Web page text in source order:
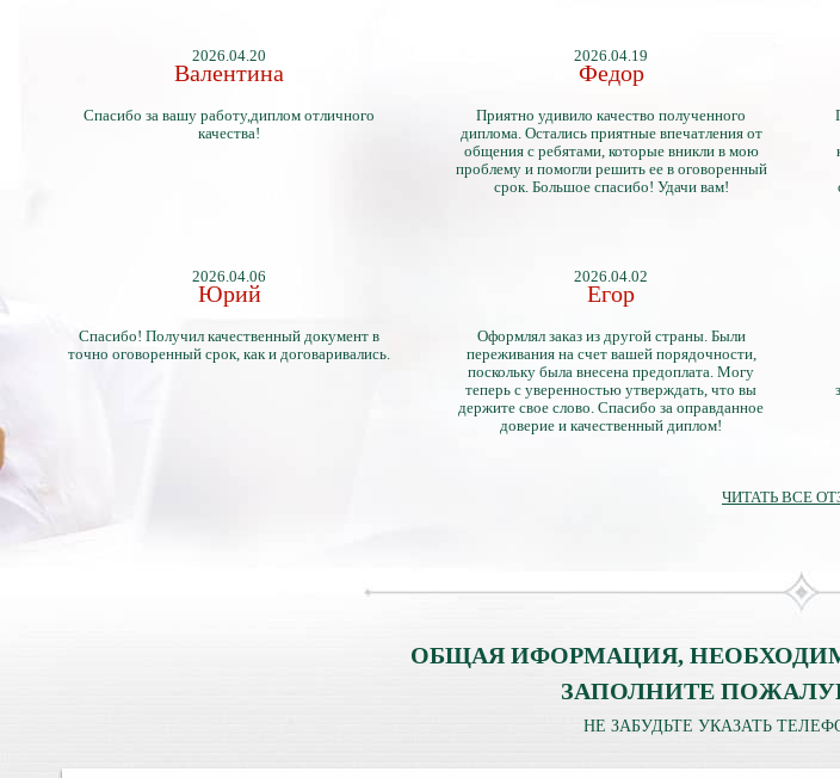
2026.04.20
Валентина
Спасибо за вашу работу,диплом отличного
качества!
2026.04.19
Федор
Приятно удивило качество полученного
диплома. Остались приятные впечатления от
общения с ребятами, которые вникли в мою
проблему и помогли решить ее в оговоренный
срок. Большое спасибо! Удачи вам!
2026.04.06
Юрий
Спасибо! Получил качественный документ в
точно оговоренный срок, как и договаривались.
2026.04.02
Егор
Оформлял заказ из другой страны. Были
переживания на счет вашей порядочности,
поскольку была внесена предоплата. Могу
теперь с уверенностью утверждать, что вы
держите свое слово. Спасибо за оправданное
доверие и качественный диплом!
ЧИТАТЬ ВСЕ
ОБЩАЯ ИФОРМАЦИЯ,
ЗАПОЛНИТЕ
НЕ ЗАБУДЬТЕ УКАЗАТЬ